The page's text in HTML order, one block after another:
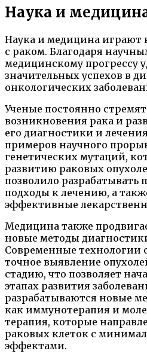
Наука и
Наука и медицина играют
с раком. Благодаря
медицинскому прогрессу
значительных успехов в
онкологических
Ученые постоянно
возникновения рака и
его диагностики и
примеров научного
генетических мутаций,
развитию раковых
позволило разрабатывать
подходы к лечению, а
эффективные
Медицина также
новые методы
Современные технологии
точное выявление
стадию, что позволяет
этапах развития
разрабатываются новые
как иммунотерапия и
терапия, которые
раковых клеток с
эффектами.